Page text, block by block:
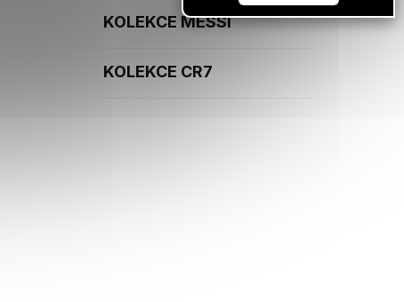
KOLEKCE MESSI
KOLEKCE CR7